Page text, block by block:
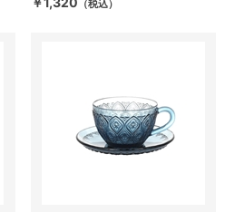
（税込）